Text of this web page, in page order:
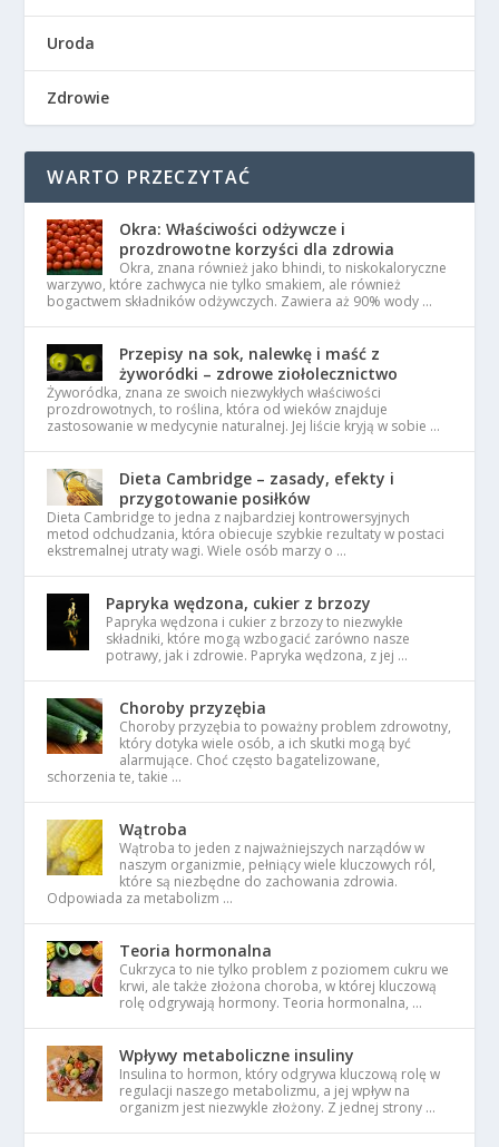
Uroda
Zdrowie
WARTO PRZECZYTAĆ
Okra: Właściwości odżywcze i
prozdrowotne korzyści dla zdrowia
Okra, znana również jako bhindi, to niskokaloryczne
warzywo, które zachwyca nie tylko smakiem, ale również
bogactwem składników odżywczych. Zawiera aż 90% wody …
Przepisy na sok, nalewkę i maść z
żyworódki – zdrowe ziołolecznictwo
Żyworódka, znana ze swoich niezwykłych właściwości
prozdrowotnych, to roślina, która od wieków znajduje
zastosowanie w medycynie naturalnej. Jej liście kryją w sobie …
Dieta Cambridge – zasady, efekty i
przygotowanie posiłków
Dieta Cambridge to jedna z najbardziej kontrowersyjnych
metod odchudzania, która obiecuje szybkie rezultaty w postaci
ekstremalnej utraty wagi. Wiele osób marzy o …
Papryka wędzona, cukier z brzozy
Papryka wędzona i cukier z brzozy to niezwykłe
składniki, które mogą wzbogacić zarówno nasze
potrawy, jak i zdrowie. Papryka wędzona, z jej …
Choroby przyzębia
Choroby przyzębia to poważny problem zdrowotny,
który dotyka wiele osób, a ich skutki mogą być
alarmujące. Choć często bagatelizowane,
schorzenia te, takie …
Wątroba
Wątroba to jeden z najważniejszych narządów w
naszym organizmie, pełniący wiele kluczowych ról,
które są niezbędne do zachowania zdrowia.
Odpowiada za metabolizm …
Teoria hormonalna
Cukrzyca to nie tylko problem z poziomem cukru we
krwi, ale także złożona choroba, w której kluczową
rolę odgrywają hormony. Teoria hormonalna, …
Wpływy metaboliczne insuliny
Insulina to hormon, który odgrywa kluczową rolę w
regulacji naszego metabolizmu, a jej wpływ na
organizm jest niezwykle złożony. Z jednej strony …